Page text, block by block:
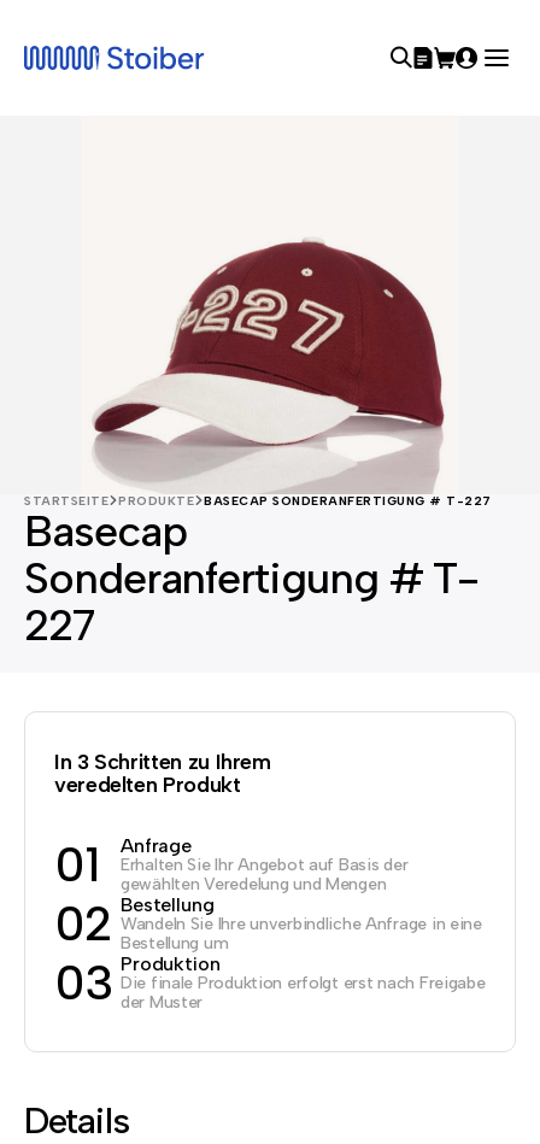
STARTSEITE PRODUKTE BASECAP SONDERANFERTIGUNG # T-227
Basecap
Sonderanfertigung # T-
227
In 3 Schritten zu Ihrem
veredelten Produkt
01 Anfrage
Erhalten Sie Ihr Angebot auf Basis der
gewählten Veredelung und Mengen
02 Bestellung
Wandeln Sie Ihre unverbindliche Anfrage in eine
Bestellung um
03 Produktion
Die finale Produktion erfolgt erst nach Freigabe
der Muster
Details